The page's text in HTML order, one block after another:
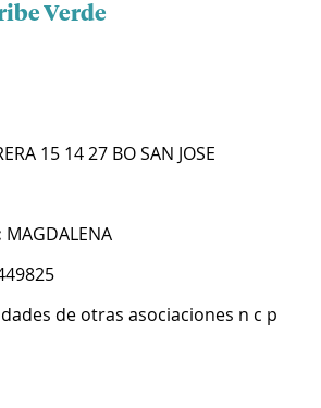
Verde
15 14 27 BO SAN JOSE
MAGDALENA
de otras asociaciones n c p